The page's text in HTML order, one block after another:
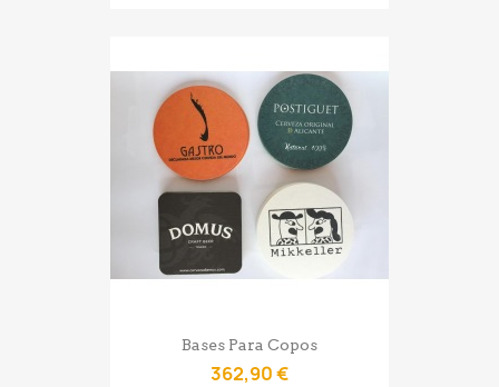
Bases Para Copos
362,90 €